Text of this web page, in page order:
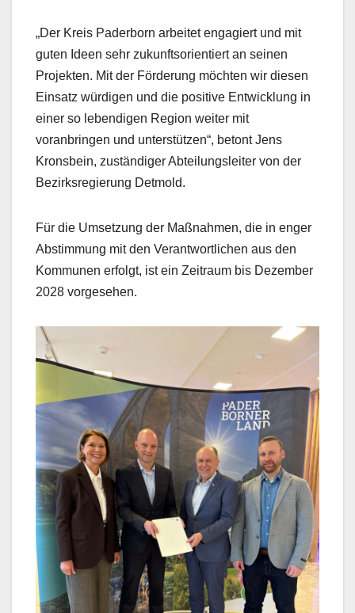
„Der Kreis Paderborn arbeitet engagiert und mit
guten Ideen sehr zukunftsorientiert an seinen
Projekten. Mit der Förderung möchten wir diesen
Einsatz würdigen und die positive Entwicklung in
einer so lebendigen Region weiter mit
voranbringen und unterstützen“, betont Jens
Kronsbein, zuständiger Abteilungsleiter von der
Bezirksregierung Detmold.
Für die Umsetzung der Maßnahmen, die in enger
Abstimmung mit den Verantwortlichen aus den
Kommunen erfolgt, ist ein Zeitraum bis Dezember
2028 vorgesehen.